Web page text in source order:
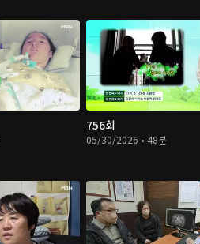
756회
05/30/2026 • 48분